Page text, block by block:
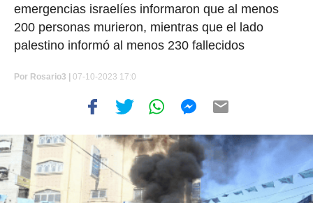
emergencias israelíes informaron que al menos
200 personas murieron, mientras que el lado
palestino informó al menos 230 fallecidos
Por Rosario3 | 07-10-2023 17:0